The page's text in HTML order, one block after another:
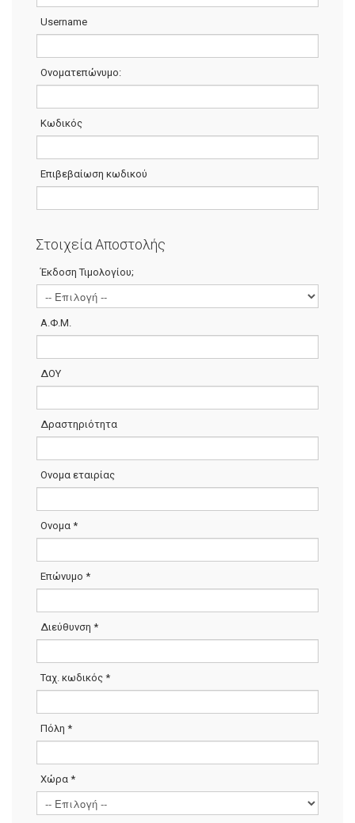
Username
Ονοματεπώνυμο:
Κωδικός
Επιβεβαίωση κωδικού
Στοιχεία Αποστολής
Έκδοση Τιμολογίου;
Α.Φ.Μ.
ΔΟΥ
Δραστηριότητα
Ονομα εταιρίας
Ονομα *
Επώνυμο *
Διεύθυνση *
Ταχ. κωδικός *
Πόλη *
Χώρα *